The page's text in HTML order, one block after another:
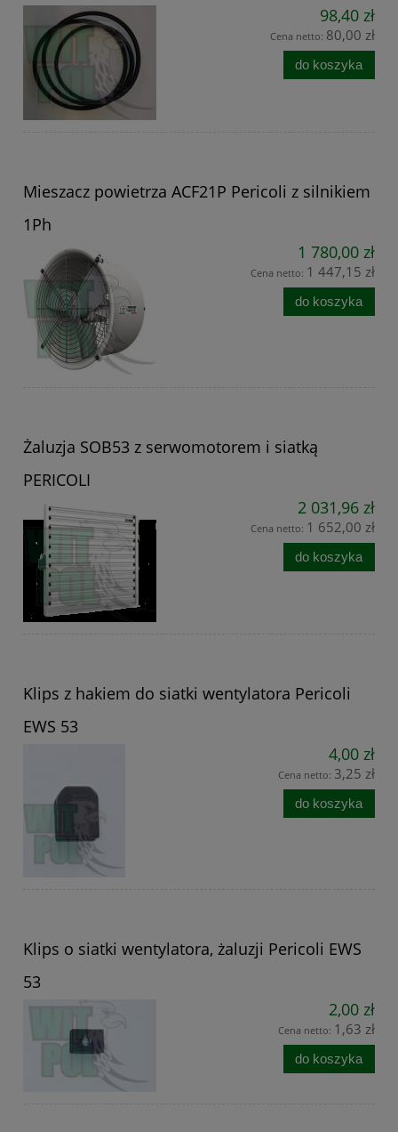
98,40 zł
Cena netto: 80,00 zł
do koszyka
Mieszacz powietrza ACF21P Pericoli z silnikiem
1Ph
1 780,00 zł
Cena netto: 1 447,15 zł
do koszyka
Żaluzja SOB53 z serwomotorem i siatką
PERICOLI
2 031,96 zł
Cena netto: 1 652,00 zł
do koszyka
Klips z hakiem do siatki wentylatora Pericoli
EWS 53
4,00 zł
Cena netto: 3,25 zł
do koszyka
Klips o siatki wentylatora, żaluzji Pericoli EWS
53
2,00 zł
Cena netto: 1,63 zł
do koszyka